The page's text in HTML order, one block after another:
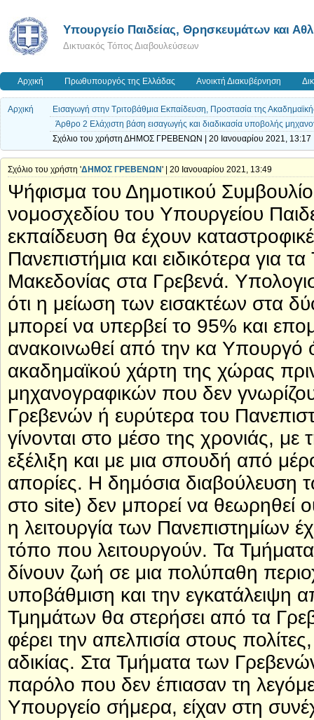
Υπουργείο Παιδείας, Θρησκευμάτων και
Δικτυακός Τόπος Διαβουλεύσεων
Αρχική Πρωθυπουργός της Ελλάδας Ανοικτή Διακυβέρνηση
Αρχική
Εισαγωγή στην Τριτοβάθμια Εκπαίδευση, Προστασία της
Άρθρο 2 Ελάχιστη βάση εισαγωγής και διαδικασία υποβολής
Σχόλιο του χρήστη ΔΗΜΟΣ ΓΡΕΒΕΝΩΝ | 20 Ιανουαρίου 2021, 13:17
Σχόλιο του χρήστη 'ΔΗΜΟΣ ΓΡΕΒΕΝΩΝ' | 20 Ιανουαρίου 2021, 13:49
Ψήφισμα του Δημοτικού
νομοσχεδίου του Υπουργείου
εκπαίδευση θα έχουν
Πανεπιστήμια και ειδικότερα για
Μακεδονίας στα Γρεβενά.
ότι η μείωση των εισακτέων στα
μπορεί να υπερβεί το 95% και
ανακοινωθεί από την κα Υπουργό
ακαδημαϊκού χάρτη της χώρας
μηχανογραφικών που δεν
Γρεβενών ή ευρύτερα του
γίνονται στο μέσο της χρονιάς, με
εξέλιξη και με μια σπουδή από
απορίες. Η δημόσια διαβούλευση
στο site) δεν μπορεί να θεωρηθεί
η λειτουργία των Πανεπιστημίων
τόπο που λειτουργούν. Τα
δίνουν ζωή σε μια πολύπαθη
υποβάθμιση και την εγκατάλειψη
Τμημάτων θα στερήσει από τα
φέρει την απελπισία στους
αδικίας. Στα Τμήματα των
παρόλο που δεν έπιασαν τη
Υπουργείο σήμερα, είχαν στη